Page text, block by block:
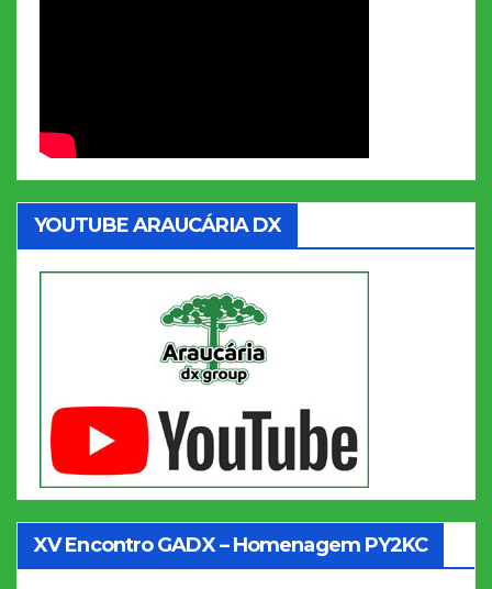
YOUTUBE ARAUCÁRIA DX
XV Encontro GADX – Homenagem PY2KC